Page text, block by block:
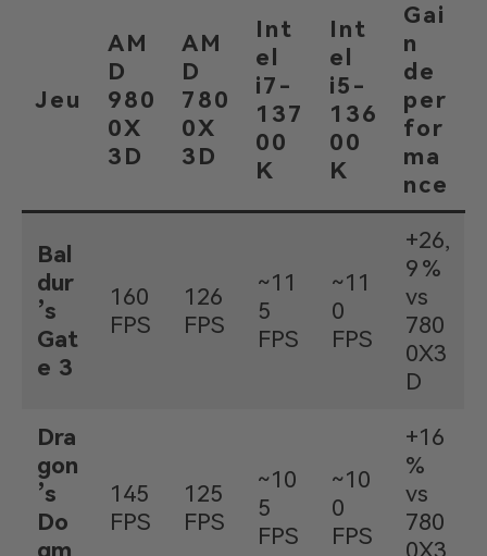
Jeu
AM
D
980
0X
3D
AM
D
780
0X
3D
Int
el
i7-
137
00
K
Int
el
i5-
136
00
K
Gai
n
de
per
for
ma
nce
Bal
dur
’s
Gat
e 3
160
FPS
126
FPS
~11
5
FPS
~11
0
FPS
+26,
9 %
vs
780
0X3
D
Dra
gon
’s
Do
gm
145
FPS
125
FPS
~10
5
FPS
~10
0
FPS
+16
%
vs
780
0X3